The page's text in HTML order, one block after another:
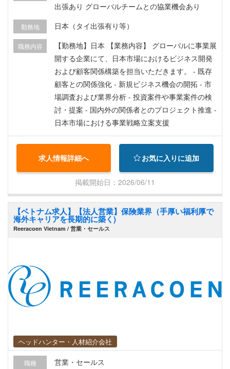
出張あり グローバルチームとの協業機会あり
勤務地 日本（タイ出張有り等）
職務内容
【勤務地】日本 【業務内容】 グローバルに事業展
開する企業にて、日本市場におけるビジネス開発
および顧客関係構築を担当いただきます。 - 既存
顧客との関係強化 - 新規ビジネス機会の開拓 - 市
場調査および業界分析 - 投資案件や事業案件の検
討・提案 - 国内外の関係者とのプロジェクト推進 -
日本市場における事業戦略立案支援
求人情報詳細へ お気に入りに追加
掲載開始日：2026/06/11
【ベトナム求人】【法人営業】保険業界（手厚い福利厚で
海外キャリアを長期的に築く)
Reeracoen Vietnam / 営業・セールス
ヘッドハンター・人材紹介会社
職種 営業・セールス